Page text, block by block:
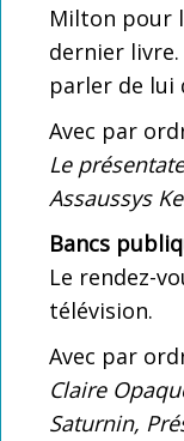
Milton pour
dernier
parler de lui
Avec par
Le
Assaussys
Bancs
Le rendez-
télévision.
Avec par
Claire
Saturnin,